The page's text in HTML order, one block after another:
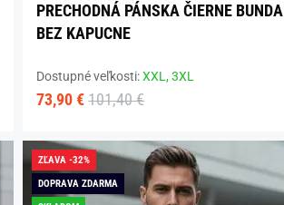
PRECHODNÁ PÁNSKA ČIERNE BUNDA
BEZ KAPUCNE
Dostupné veľkosti:XXL,3XL
73,90 € 101,40 €
ZĽAVA -32%
DOPRAVA ZDARMA